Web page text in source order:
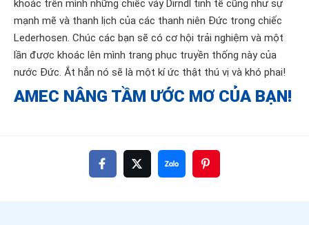
khoác trên mình những chiếc váy Dirndl tinh tế cũng như sự
mạnh mẽ và thanh lịch của các thanh niên Đức trong chiếc
Lederhosen. Chúc các bạn sẽ có cơ hội trải nghiệm và một
lần được khoác lên mình trang phục truyền thống này của
nước Đức. Ắt hẳn nó sẽ là một kí ức thật thú vị và khó phai!
AMEC NÂNG TẦM ƯỚC MƠ CỦA BẠN!